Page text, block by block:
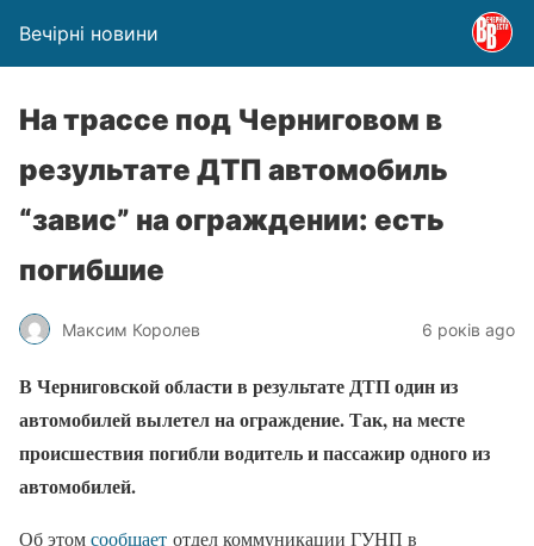
Вечірні новини
На трассе под Черниговом в
результате ДТП автомобиль
“завис” на ограждении: есть
погибшие
Максим Королев 6 років ago
В Черниговской области в результате ДТП один из
автомобилей вылетел на ограждение. Так, на месте
происшествия погибли водитель и пассажир одного из
автомобилей.
Об этомсообщает отдел коммуникации ГУНП в